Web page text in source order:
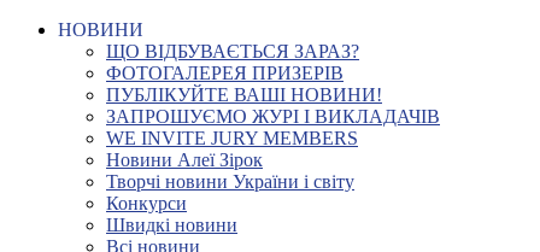
НОВИНИ
ЩО ВІДБУВАЄТЬСЯ ЗАРАЗ?
ФОТОГАЛЕРЕЯ ПРИЗЕРІВ
ПУБЛІКУЙТЕ ВАШІ НОВИНИ!
ЗАПРОШУЄМО ЖУРІ І ВИКЛАДАЧІВ
WE INVITE JURY MEMBERS
Новини Алеї Зірок
Творчі новини України і світу
Конкурси
Швидкі новини
Всі новини